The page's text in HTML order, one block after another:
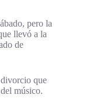
pero la
llevó a la
de
que
músico.